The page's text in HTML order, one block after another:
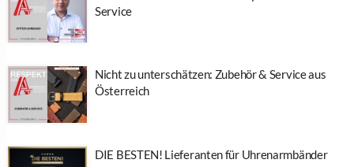
Service
Nicht zu unterschätzen: Zubehör & Service aus
Österreich
DIE BESTEN! Lieferanten für Uhrenarmbänder